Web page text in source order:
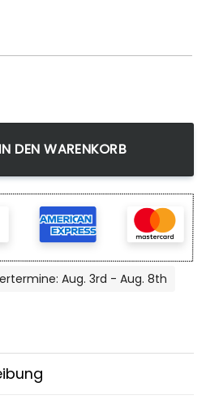
Ringe Die Ringe Der Macht Menge
IN DEN WARENKORB
Aug. 3rd - Aug. 8th